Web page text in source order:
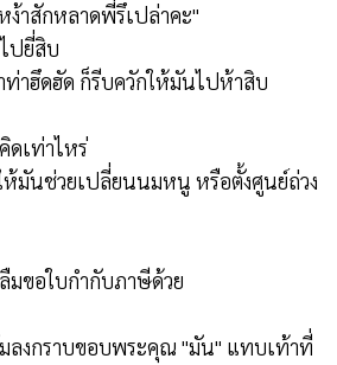
าสักหลาดพี่รึเปล่าคะ"
ปยี่สิบ
าฮึดฮัด ก็รีบควักให้มันไปห้าสิบ
ดเท่าไหร่
มันช่วยเปลี่ยนนมหนู หรือตั้งศูนย์ถ่วง
มขอใบกำกับภาษีด้วย
ลงกราบขอบพระคุณ "มัน" แทบเท้าที่